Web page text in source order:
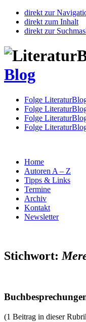
direkt zur
direkt zum Inhalt
direkt zur
Blog
Folge
Folge
Folge
Folge
Home
Autoren A – Z
Tipps & Links
Termine
Archiv
Kontakt
Newsletter
Stichwort:
(1 Beitrag in dieser